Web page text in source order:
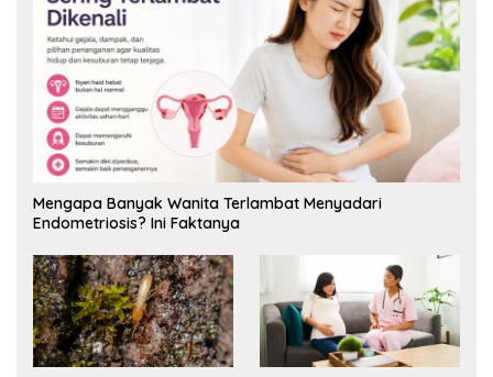
Mengapa Banyak Wanita Terlambat Menyadari
Endometriosis? Ini Faktanya